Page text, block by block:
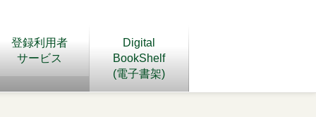
登録利用者
サービス
Digital
BookShelf
(電子書架)